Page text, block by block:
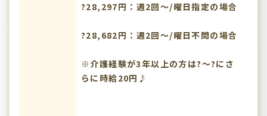
?28,297円：週2回～/曜日指定の場合
?28,682円：週2回～/曜日不問の場合
※介護経験が3年以上の方は?～?にさ
らに時給20円♪